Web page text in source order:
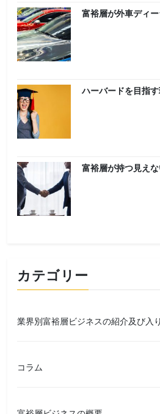
富裕層が外車ディ
ハーバードを目指
富裕層が持つ見え
カテゴリー
業界別富裕層ビジネスの紹介及び入
コラム